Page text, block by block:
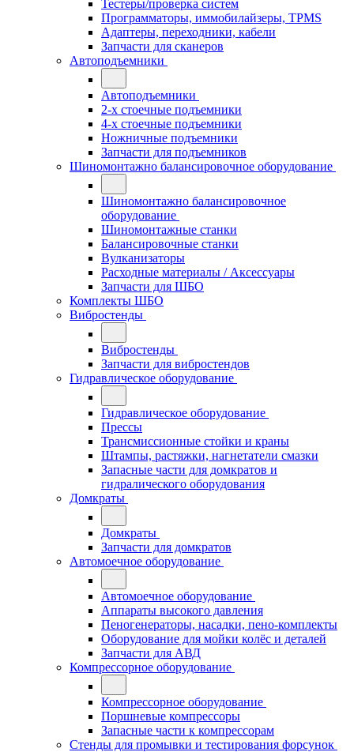
Тестеры/проверка систем
Программаторы, иммобилайзеры, TPMS
Адаптеры, переходники, кабели
Запчасти для сканеров
Автоподъемники
Автоподъемники
2-х стоечные подъемники
4-х стоечные подъемники
Ножничные подъемники
Запчасти для подъемников
Шиномонтажно балансировочное оборудование
Шиномонтажно балансировочное
оборудование
Шиномонтажные станки
Балансировочные станки
Вулканизаторы
Расходные материалы / Аксессуары
Запчасти для ШБО
Комплекты ШБО
Вибростенды
Вибростенды
Запчасти для вибростендов
Гидравлическое оборудование
Гидравлическое оборудование
Прессы
Трансмиссионные стойки и краны
Штампы, растяжки, нагнетатели смазки
Запасные части для домкратов и
гидралического оборудования
Домкраты
Домкраты
Запчасти для домкратов
Автомоечное оборудование
Автомоечное оборудование
Аппараты высокого давления
Пеногенераторы, насадки, пено-комплекты
Оборудование для мойки колёс и деталей
Запчасти для АВД
Компрессорное оборудование
Компрессорное оборудование
Поршневые компрессоры
Запасные части к компрессорам
Стенды для промывки и тестирования форсунок